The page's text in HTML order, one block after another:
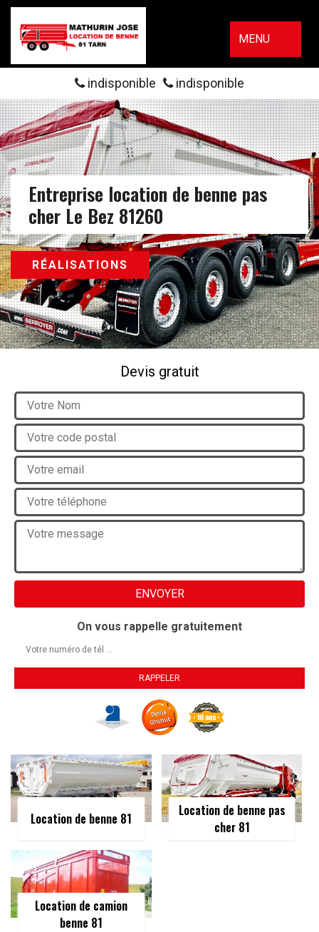
MENU
indisponible indisponible
Entreprise location de benne pas
cher Le Bez 81260
RÉALISATIONS
Devis gratuit
On vous rappelle gratuitement
Location de benne 81
Location de benne pas
cher 81
Location de camion
benne 81